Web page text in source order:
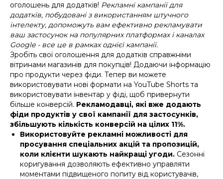
оголошень для додатків! Рекламні кампанії для
додатків, побудовані з використанням штучного
інтелекту, допоможуть вам ефективно рекламувати
ваш застосунок на популярних платформах і каналах
Google - все це в рамках однієї кампанії.
Зробіть свої оголошення для додатків справжніми
вітринами магазинів для покупців! Додаючи інформацію
про продукти через фіди. Тепер ви можете
використовувати нові формати на YouTube Shorts та
використовувати інвентар у фіді, щоб привернути
більше конверсій. Рекламодавці, які вже додають
фіди продуктів у свої кампанії для застосунків,
збільшують кількість конверсій на цілих 11%.
Використовуйте рекламні можливості для
просування спеціальних акцій та пропозицій,
коли клієнти шукають найкращі угоди. Сезонні
коригування дозволяють ефективно управляти
моментами підвищеного попиту від користувачів,